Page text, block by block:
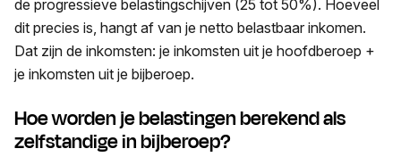
de progressieve belastingschijven (25 tot 50%). Hoeveel
dit precies is, hangt af van je netto belastbaar inkomen.
Dat zijn de inkomsten: je inkomsten uit je hoofdberoep +
je inkomsten uit je bijberoep.
Hoe worden je belastingen berekend als
zelfstandige in bijberoep?